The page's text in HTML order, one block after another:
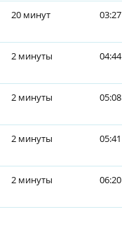
20 минут 03:27
2 минуты 04:44
2 минуты 05:08
2 минуты 05:41
2 минуты 06:20